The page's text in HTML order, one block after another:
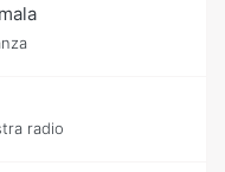
radio